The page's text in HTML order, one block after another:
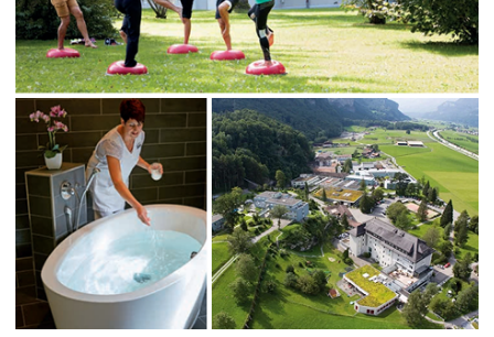
Команда по питанию обслуживает вас в
современном новом здании с приятной
атмосферой с ноября 2020 года.
Сбалансированное, здоровое питание
способствует процессу выздоровления. Наша
кухонная команда готовит региональные,
натуральные, свежие и сезонные блюда и
предлагает их вам индивидуально в новой
зоне "маркетплейс". Меню составлено таким
образом, чтобы предложить разнообразные и
сбалансированные варианты. Особые
диетические требования учитываются с
заботой. Ресторан и бистро доступны для вас
во время вашего пребывания. Оба являются
популярными местами встреч для пациентов,
посетителей и персонала клиники, где люди
любят провести время и расслабиться.